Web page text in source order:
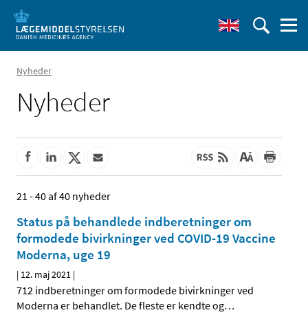
Nyheder
Nyheder
21 - 40 af 40 nyheder
Status på behandlede indberetninger om
formodede bivirkninger ved COVID-19 Vaccine
Moderna, uge 19
| 12. maj 2021 |
712 indberetninger om formodede bivirkninger ved
Moderna er behandlet. De fleste er kendte og…